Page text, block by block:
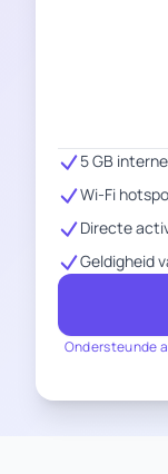
Ondersteunde
5 GB
Wi-Fi
Directe
Geldigheid